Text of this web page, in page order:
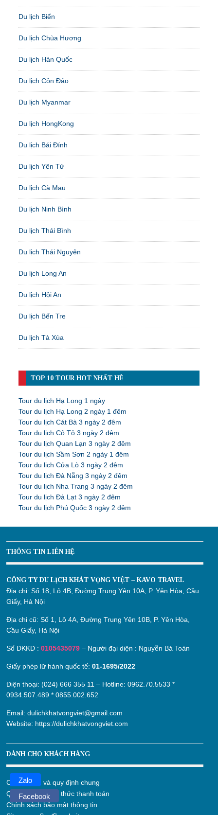
Du lịch Biển
Du lịch Chùa Hương
Du lịch Hàn Quốc
Du lịch Côn Đảo
Du lịch Myanmar
Du lịch HongKong
Du lịch Bái Đính
Du lịch Yên Tử
Du lịch Cà Mau
Du lịch Ninh Bình
Du lịch Thái Bình
Du lịch Thái Nguyên
Du lịch Long An
Du lịch Hội An
Du lịch Bến Tre
Du lịch Tà Xùa
TOP 10 TOUR HOT NHẤT HÈ
Tour du lịch Hạ Long 1 ngày
Tour du lịch Hạ Long 2 ngày 1 đêm
Tour du lịch Cát Bà 3 ngày 2 đêm
Tour du lịch Cô Tô 3 ngày 2 đêm
Tour du lịch Quan Lạn 3 ngày 2 đêm
Tour du lịch Sầm Sơn 2 ngày 1 đêm
Tour du lịch Cửa Lò 3 ngày 2 đêm
Tour du lịch Đà Nẵng 3 ngày 2 đêm
Tour du lịch Nha Trang 3 ngày 2 đêm
Tour du lịch Đà Lạt 3 ngày 2 đêm
Tour du lịch Phú Quốc 3 ngày 2 đêm
THÔNG TIN LIÊN HỆ
CÔNG TY DU LỊCH KHÁT VỌNG VIỆT – KAVO TRAVEL
Địa chỉ:Số 18, Lô 4B, Đường Trung Yên 10A, P. Yên Hòa, Cầu
Giấy, Hà Nội
Địa chỉ cũ:Số 1, Lô 4A, Đường Trung Yên 10B, P. Yên Hòa,
Cầu Giấy, Hà Nội
Số ĐKKD :0105435079 – Người đại diện : Nguyễn Bá Toàn
Giấy phép lữ hành quốc tế:01-1695/2022
Điện thoại: (024) 666 355 11 – Hotline:0962.70.5533 *
0934.507.489 *0855.002.652
Email:dulichkhatvongviet@gmail.com
Website: https://dulichkhatvongviet.com
DÀNH CHO KHÁCH HÀNG
Chính sách và quy định chung
Quy định và hình thức thanh toán
Chính sách bảo mật thông tin
Zalo
Facebook